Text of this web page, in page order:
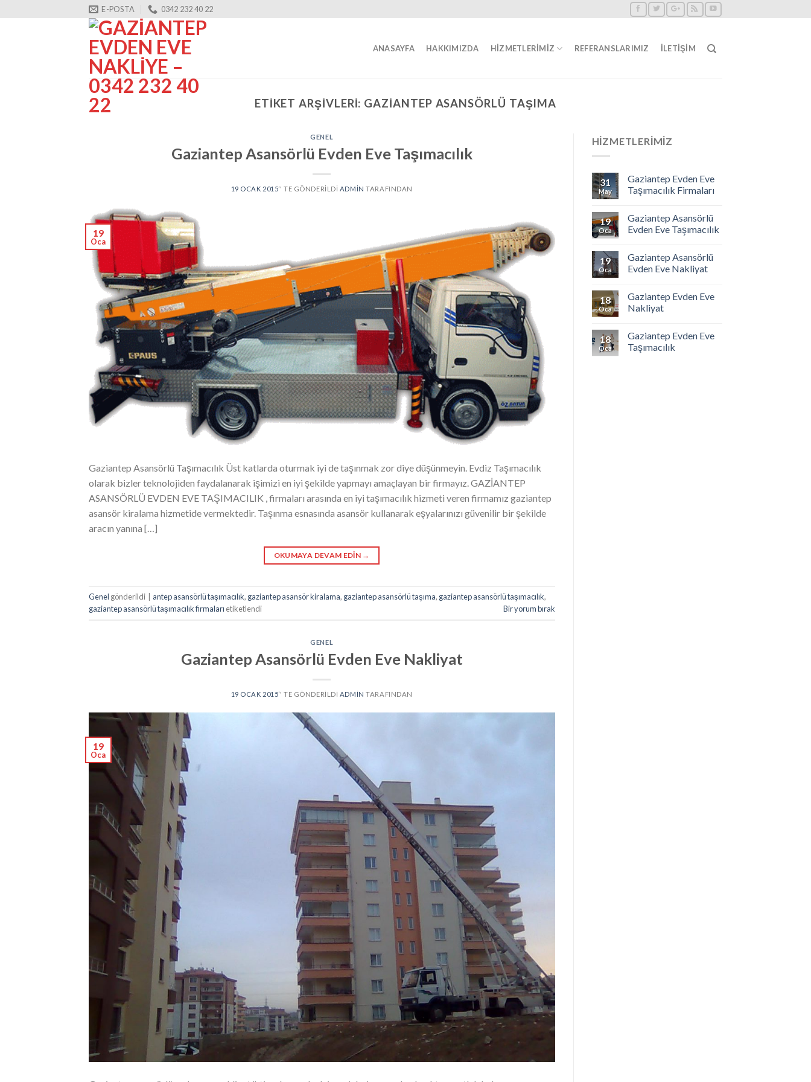
E-POSTA 0342 232 40 22
ANASAYFA HAKKIMIZDA HIZMETLERIMIZ REFERANSLARIMIZ İLETIŞIM
ETIKET ARŞIVLERI: GAZIANTEP ASANSÖRLÜ TAŞIMA
GENEL
Gaziantep Asansörlü Evden Eve Taşımacılık
19 OCAK 2015’' TE GÖNDERILDI ADMIN TARAFINDAN
19
Oca
Gaziantep Asansörlü Taşımacılık Üst katlarda oturmak iyi de taşınmak zor diye düşünmeyin. Evdiz Taşımacılık
olarak bizler teknolojiden faydalanarak işimizi en iyi şekilde yapmayı amaçlayan bir firmayız. GAZİANTEP
ASANSÖRLÜ EVDEN EVE TAŞIMACILIK , firmaları arasında en iyi taşımacılık hizmeti veren firmamız gaziantep
asansör kiralama hizmetide vermektedir. Taşınma esnasında asansör kullanarak eşyalarınızı güvenilir bir şekilde
aracın yanına […]
OKUMAYA DEVAM EDIN →
Genel gönderildi antep asansörlü taşımacılık, gaziantep asansör kiralama, gaziantep asansörlü taşıma, gaziantep asansörlü taşımacılık,
gaziantep asansörlü taşımacılık firmaları etiketlendi Bir yorum bırak
GENEL
Gaziantep Asansörlü Evden Eve Nakliyat
19 OCAK 2015’' TE GÖNDERILDI ADMIN TARAFINDAN
19
Oca
HIZMETLERIMIZ
31
May
Gaziantep Evden Eve
Taşımacılık Firmaları
19
Oca
Gaziantep Asansörlü
Evden Eve Taşımacılık
19
Oca
Gaziantep Asansörlü
Evden Eve Nakliyat
18
Oca
Gaziantep Evden Eve
Nakliyat
18
Oca
Gaziantep Evden Eve
Taşımacılık